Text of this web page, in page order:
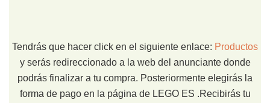
Tendrás que hacer click en el siguiente enlace: Productos
y serás redireccionado a la web del anunciante donde
podrás finalizar a tu compra. Posteriormente elegirás la
forma de pago en la página de LEGO ES .Recibirás tu